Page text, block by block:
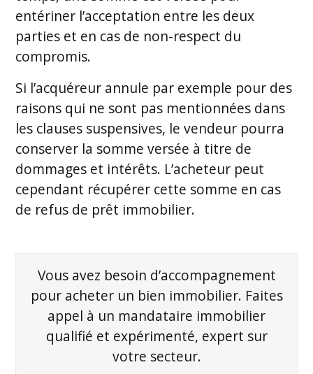
entériner l’acceptation entre les deux
parties et en cas de non-respect du
compromis.
Si l’acquéreur annule par exemple pour des
raisons qui ne sont pas mentionnées dans
les clauses suspensives, le vendeur pourra
conserver la somme versée à titre de
dommages et intérêts. L’acheteur peut
cependant récupérer cette somme en cas
de refus de prêt immobilier.
Vous avez besoin d’accompagnement
pour acheter un bien immobilier. Faites
appel à un mandataire immobilier
qualifié et expérimenté, expert sur
votre secteur.